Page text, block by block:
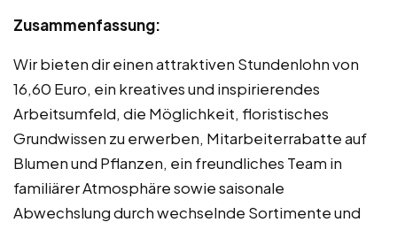
Zusammenfassung:
Wir bieten dir einen attraktiven Stundenlohn von
16,60 Euro, ein kreatives und inspirierendes
Arbeitsumfeld, die Möglichkeit, floristisches
Grundwissen zu erwerben, Mitarbeiterrabatte auf
Blumen und Pflanzen, ein freundliches Team in
familiärer Atmosphäre sowie saisonale
Abwechslung durch wechselnde Sortimente und